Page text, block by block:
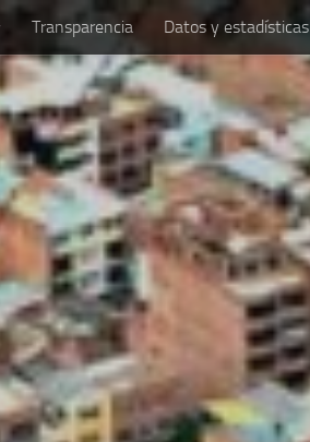
Transparencia Datos y estadísticas